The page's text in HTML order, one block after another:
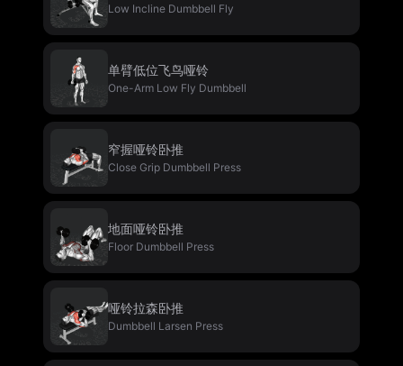
Low Incline Dumbbell Fly
单臂低位飞鸟哑铃
One-Arm Low Fly Dumbbell
窄握哑铃卧推
Close Grip Dumbbell Press
地面哑铃卧推
Floor Dumbbell Press
哑铃拉森卧推
Dumbbell Larsen Press